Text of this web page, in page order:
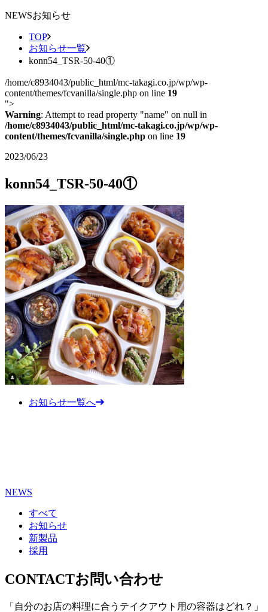
NEWSお知らせ
TOP
お知らせ一覧
konn54_TSR-50-40①
/home/c8934043/public_html/mc-takagi.co.jp/wp/wp-
content/themes/fcvanilla/single.php on line 19
">
Warning: Attempt to read property "name" on null in
/home/c8934043/public_html/mc-takagi.co.jp/wp/wp-
content/themes/fcvanilla/single.php on line 19
2023/06/23
konn54_TSR-50-40①
お知らせ一覧へ
NEWS
すべて
お知らせ
新製品
採用
CONTACTお問い合わせ
「自分のお店の料理に合うテイクアウト用の容器はどれ？」